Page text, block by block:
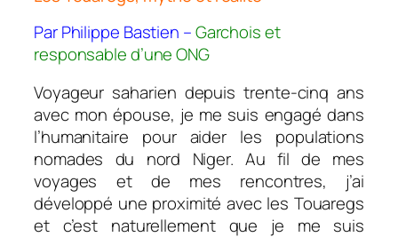
Par Philippe Bastien –Garchois et
responsable d’une ONG
Voyageur saharien depuis trente-cinq ans
avec mon épouse, je me suis engagé dans
l’humanitaire pour aider les populations
nomades du nord Niger. Au fil de mes
voyages et de mes rencontres, j’ai
développé une proximité avec les Touaregs
et c’est naturellement que je me suis